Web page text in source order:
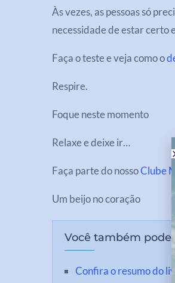
Às vezes, as pessoas só
necessidade de estar certo
Faça o teste e veja como o
Respire.
Foque neste momento
Relaxe e deixe ir…
Faça parte do nossoClube
Um beijo no coração
Você também pode
Confira o resumo do